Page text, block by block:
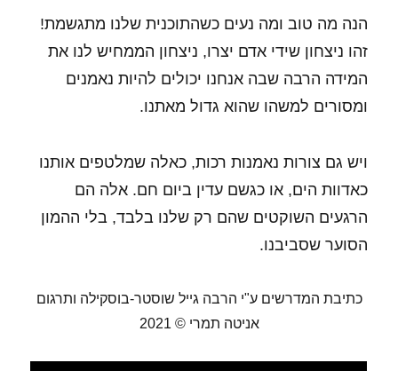
הנה מה טוב ומה נעים כשהתוכנית שלנו מתגשמת!
זהו ניצחון שידי אדם יצרו, ניצחון הממחיש לנו את
המידה הרבה שבה אנחנו יכולים להיות נאמנים
ומסורים למשהו שהוא גדול מאתנו.
ויש גם צורות נאמנות רכות, כאלה שמלטפים אותנו
כאדוות הים, או כגשם עדין ביום חם. אלה הם
הרגעים השוקטים שהם רק שלנו בלבד, בלי ההמון
הסוער שסביבנו.
כתיבת המדרשים ע"י הרבה גייל שוסטר-בוסקילה ותרגום
אניטה תמרי © 2021